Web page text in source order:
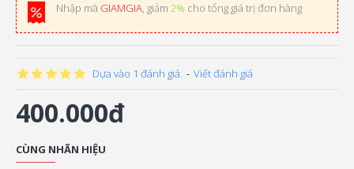
Nhập mã GIAMGIA, giảm 2% cho tổng giá trị đơn hàng
Dựa vào 1 đánh giá. - Viết đánh giá
400.000đ
CÙNG NHÃN HIỆU